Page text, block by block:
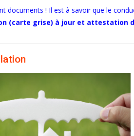
documents ! Il est à savoir que le
(carte grise) à jour et attestation